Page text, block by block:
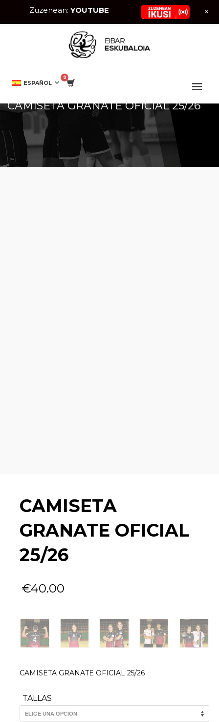
ESPAÑOL
CAMISETA GRANATE OFICIAL 25/26
CAMISETA GRANATE OFICIAL 25/26
CAMISETA
GRANATE OFICIAL
25/26
€40.00
CAMISETA GRANATE OFICIAL 25/26
TALLAS
Zuzenean: YOUTUBE +